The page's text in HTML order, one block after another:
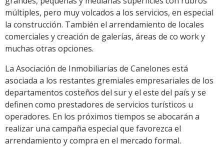
múltiples, pero muy volcados a los servicios, en especial
la construcción. También el arrendamiento de locales
comerciales y creación de galerías, áreas de co work y
muchas otras opciones.
La Asociación de Inmobiliarias de Canelones está
asociada a los restantes gremiales empresariales de los
departamentos costeños del sur y el este del país y se
definen como prestadores de servicios turísticos u
operadores. En los próximos tiempos se abocarán a
realizar una campaña especial que favorezca el
arrendamiento y compra en el mercado formal.